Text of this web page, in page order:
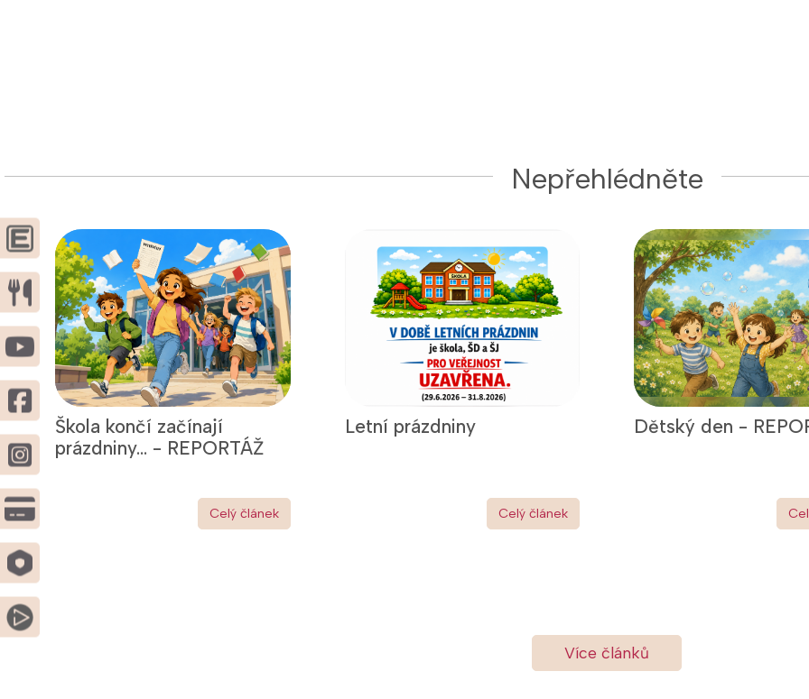
Nepřehlédněte
Škola končí začínají
prázdniny... - REPORTÁŽ
Celý článek
Letní prázdniny
Celý článek
Dětský den -
Více článků